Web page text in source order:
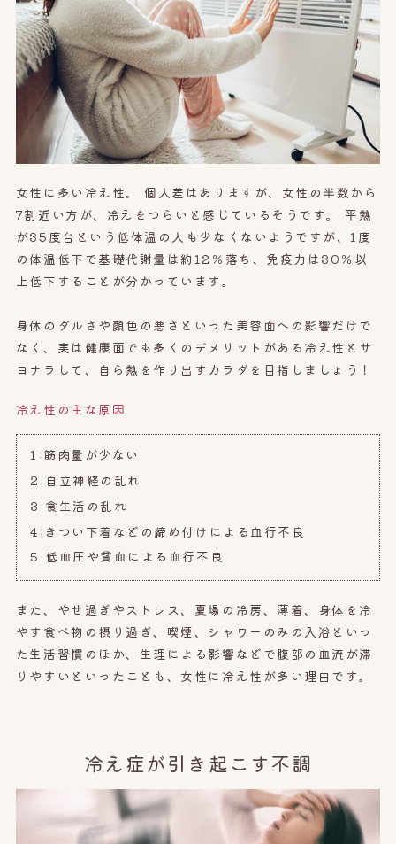
オンライン予約はこちら
女性に多い冷え性。 個人差はありますが、女性の半数から
7割近い方が、冷えをつらいと感じているそうです。 平熱
が35度台という低体温の人も少なくないようですが、1度
の体温低下で基礎代謝量は約12％落ち、免疫力は30％以
上低下することが分かっています。
身体のダルさや顔色の悪さといった美容面への影響だけで
なく、実は健康面でも多くのデメリットがある冷え性とサ
ヨナラして、自ら熱を作り出すカラダを目指しましょう！
冷え性の主な原因
1:筋肉量が少ない
2:自立神経の乱れ
3:食生活の乱れ
4:きつい下着などの締め付けによる血行不良
5:低血圧や貧血による血行不良
また、やせ過ぎやストレス、夏場の冷房、薄着、身体を冷
やす食べ物の摂り過ぎ、喫煙、シャワーのみの入浴といっ
た生活習慣のほか、生理による影響などで腹部の血流が滞
りやすいといったことも、女性に冷え性が多い理由です。
冷え症が引き起こす不調